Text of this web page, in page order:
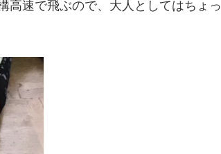
高速で飛ぶので、大人としてはちょっ